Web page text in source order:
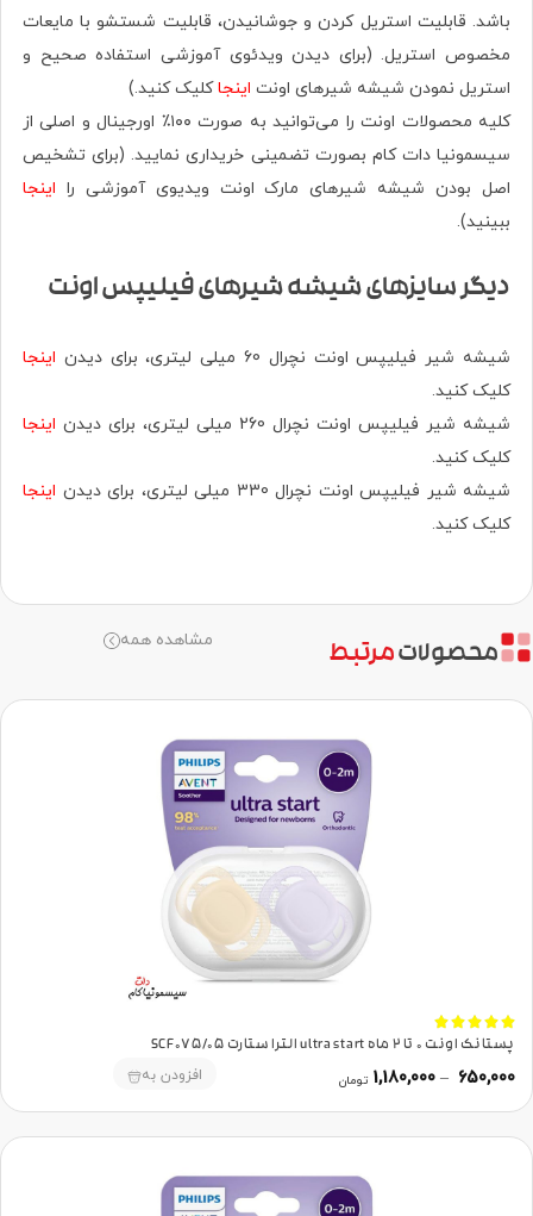
باشد. قابلیت استریل کردن و جوشانیدن، قابلیت شستشو با مایعات
مخصوص استریل. (برای دیدن ویدئوی آموزشی استفاده صحیح و
استریل نمودن شیشه شیرهای اونت اینجاکلیک کنید.)
کلیه محصولات اونت را می‌توانید به صورت ۱۰۰٪ اورجينال و اصلی از
سیسمونیا دات کام بصورت تضمینی خریداری نمایید. (برای تشخیص
اصل بودن شیشه شیرهای مارک اونت ویدیوی آموزشی را اینجا
ببینید).
دیگر سایزهای شیشه شیرهای فیلیپس اونت
شیشه شیر فیلیپس اونت نچرال 60 میلی لیتری، برای دیدن
اینجا
کلیک کنید.
شیشه شیر فیلیپس اونت نچرال 260 میلی لیتری، برای دیدن
اینجا
کلیک کنید.
شیشه شیر فیلیپس اونت نچرال 330 میلی لیتری، برای دیدن
اینجا
کلیک کنید.
محصولاتمرتبط مشاهده همه





پستانک اونت 0 تا 2 ماه ultra start الترا ستارت SCF075/05
650,000
–
1,180,000 تومان افزودن به